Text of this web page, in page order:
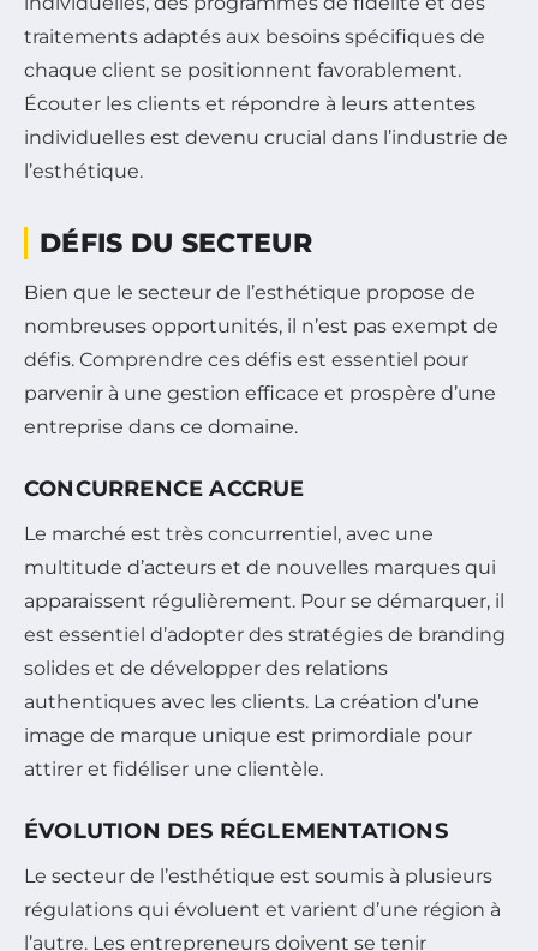
traitements adaptés aux besoins spécifiques de
chaque client se positionnent favorablement.
Écouter les clients et répondre à leurs attentes
individuelles est devenu crucial dans l’industrie de
l’esthétique.
DÉFIS DU SECTEUR
Bien que le secteur de l’esthétique propose de
nombreuses opportunités, il n’est pas exempt de
défis. Comprendre ces défis est essentiel pour
parvenir à une gestion efficace et prospère d’une
entreprise dans ce domaine.
CONCURRENCE ACCRUE
Le marché est très concurrentiel, avec une
multitude d’acteurs et de nouvelles marques qui
apparaissent régulièrement. Pour se démarquer, il
est essentiel d’adopter des stratégies de branding
solides et de développer des relations
authentiques avec les clients. La création d’une
image de marque unique est primordiale pour
attirer et fidéliser une clientèle.
ÉVOLUTION DES RÉGLEMENTATIONS
Le secteur de l’esthétique est soumis à plusieurs
régulations qui évoluent et varient d’une région à
l’autre. Les entrepreneurs doivent se tenir